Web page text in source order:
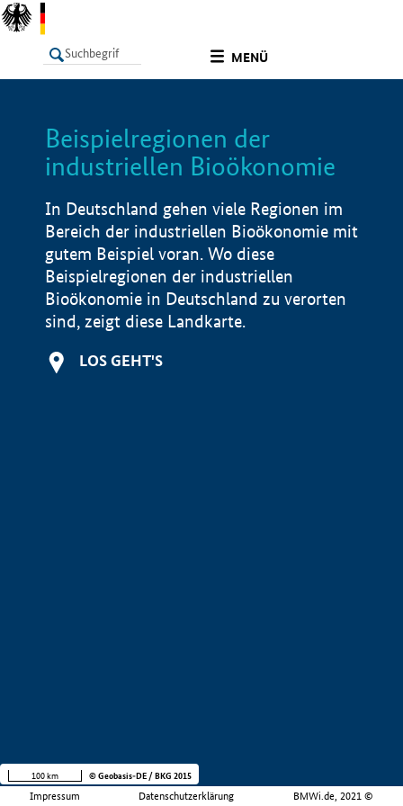
MENÜ
LISTE
Beispielregionen der
industriellen Bioökonomie
In Deutschland gehen viele Regionen im
Bereich der industriellen Bioökonomie mit
gutem Beispiel voran. Wo diese
Beispielregionen der industriellen
Bioökonomie in Deutschland zu verorten
sind, zeigt diese Landkarte.
LOS GEHT'S
Impressum Datenschutzerklärung BMWi.de, 2021 ©
100 km © Geobasis-DE / BKG 2015